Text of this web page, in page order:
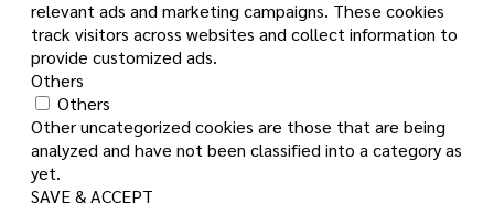
relevant ads and marketing campaigns. These cookies
track visitors across websites and collect information to
provide customized ads.
Others
Others
Other uncategorized cookies are those that are being
analyzed and have not been classified into a category as
yet.
SAVE & ACCEPT